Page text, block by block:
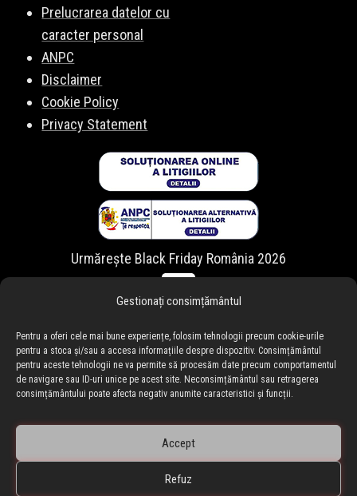
Gestionați consimțământul
Pentru a oferi cele mai bune experiențe, folosim tehnologii precum cookie-urile
pentru a stoca și/sau a accesa informațiile despre dispozitiv. Consimțământul
pentru aceste tehnologii ne va permite să procesăm date precum comportamentul
de navigare sau ID-uri unice pe acest site. Neconsimțământul sau retragerea
consimțământului poate afecta negativ anumite caracteristici și funcții.
Accept
Refuz
Prelucrarea datelor cu
caracter personal
ANPC
Disclaimer
Cookie Policy
Privacy Statement
Urmărește Black Friday România 2026
🇷🇴 blackfriday.ro•🇧🇬 blackfriday.bg